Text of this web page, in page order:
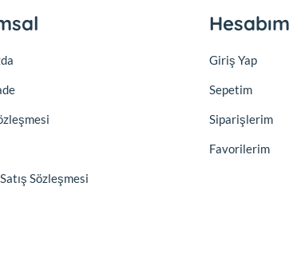
Sözleşmesi
Hesabım
Giriş Yap
Sepetim
Siparişlerim
Favorilerim